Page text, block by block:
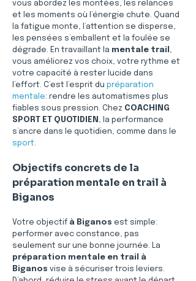
vous abordez les montées, les relances
et les moments où l’énergie chute. Quand
la fatigue monte, l’attention se disperse,
les pensées s’emballent et la foulée se
dégrade. En travaillant la mentale trail ,
vous améliorez vos choix, votre rythme et
votre capacité à rester lucide dans
l’effort. C’est l’esprit du préparation
mentale: rendre les automatismes plus
fiables sous pression. Chez COACHING
SPORT ET QUOTIDIEN , la performance
s’ancre dans le quotidien, comme dans le
sport.
Objectifs concrets de la
préparation mentale en trail à
Biganos
Votre objectif à Biganos est simple:
performer avec constance, pas
seulement sur une bonne journée. La
préparation mentale en trail à
Biganos vise à sécuriser trois leviers.